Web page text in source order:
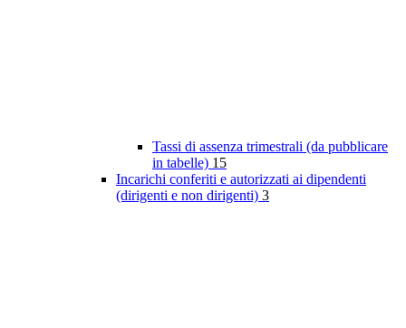
Tassi di assenza trimestrali (da pubblicare
in tabelle) 15
Incarichi conferiti e autorizzati ai dipendenti
(dirigenti e non dirigenti) 3